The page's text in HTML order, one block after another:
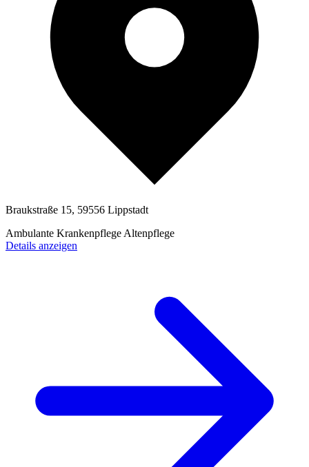
Braukstraße 15, 59556 Lippstadt
Ambulante Krankenpflege Altenpflege
Details anzeigen